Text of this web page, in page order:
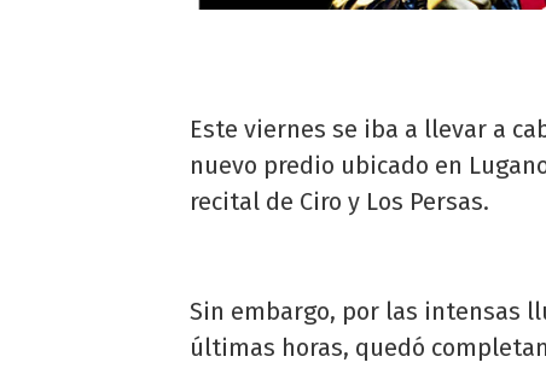
Este viernes se iba a llevar a
nuevo predio ubicado en
recital de Ciro y Los Persas.
Sin embargo, por las intensas
últimas horas, quedó